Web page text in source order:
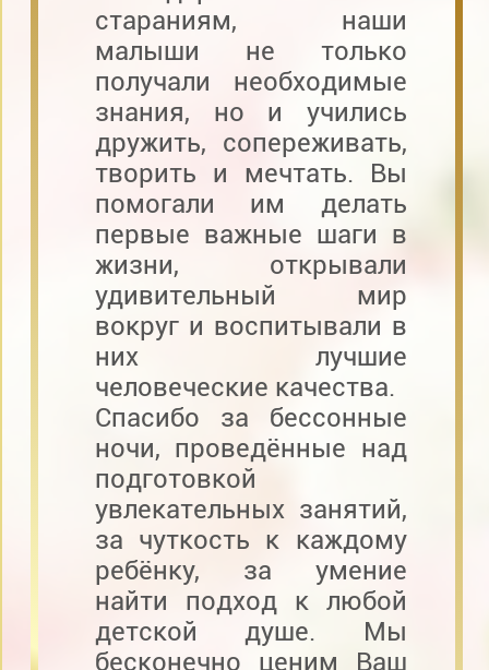
стараниям, наши
малыши не только
получали необходимые
знания, но и учились
дружить, сопереживать,
творить и мечтать. Вы
помогали им делать
первые важные шаги в
жизни, открывали
удивительный мир
вокруг и воспитывали в
них лучшие
человеческие качества.
Спасибо за бессонные
ночи, проведённые над
подготовкой
увлекательных занятий,
за чуткость к каждому
ребёнку, за умение
найти подход к любой
детской душе. Мы
бесконечно ценим Ваш